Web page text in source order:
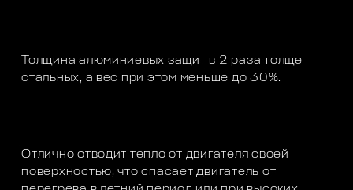
Толщина алюминиевых защит в 2 раза толще
стальных, а вес при этом меньше до 30%.
Отлично отводит тепло от двигателя своей
поверхностью, что спасает двигатель от